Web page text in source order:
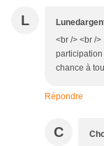
L
<br /> <br />
participation
chance à
Répondre
C